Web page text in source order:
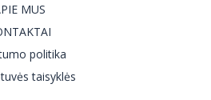
MUS
politika
taisyklės